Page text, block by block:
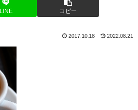
LINE コピー
2017.10.18 2022.08.21